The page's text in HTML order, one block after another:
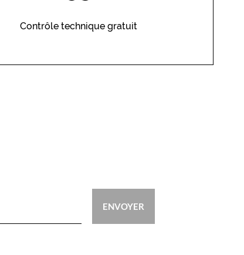
Contrôle technique gratuit
ENVOYER